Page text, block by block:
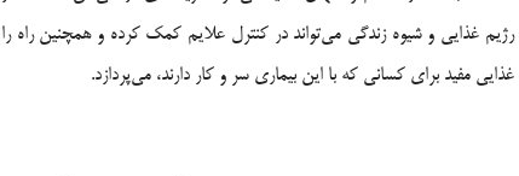
غذایی و شیوه زندگی می‌تواند در کنترل علایم کمک کرده و همچنین راه را
مفید برای کسانی که با این بیماری سر و کار دارند، می‌پردازد.